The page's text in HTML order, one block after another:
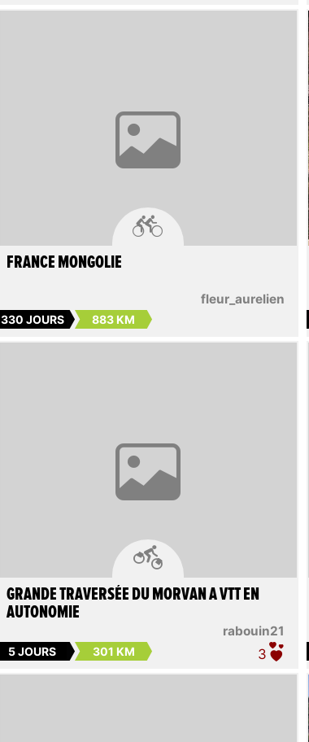

fleur_aurelien
FRANCE MONGOLIE
330 JOURS 883 KM

rabouin21
GRANDE TRAVERSÉE DU MORVAN A VTT EN
AUTONOMIE
5 JOURS 301 KM 3